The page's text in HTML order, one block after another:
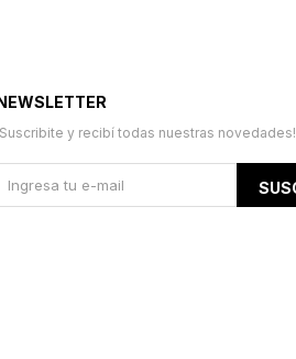
y recibí todas nuestras novedades!